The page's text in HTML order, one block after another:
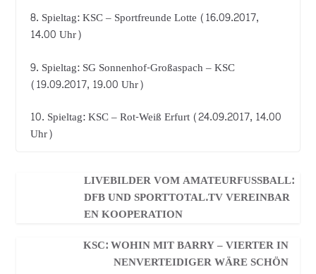
8. Spieltag: KSC – Sportfreunde Lotte (16.09.2017,
14.00 Uhr)
9. Spieltag: SG Sonnenhof-Großaspach – KSC
(19.09.2017, 19.00 Uhr)
10. Spieltag: KSC – Rot-Weiß Erfurt (24.09.2017, 14.00
Uhr)
LIVEBILDER VOM AMATEURFUSSBALL: D
FB UND SPORTTOTAL.TV VEREINBARE
N KOOPERATION
KSC: WOHIN MIT BARRY – VIERTER IN
NENVERTEIDIGER WÄRE SCHÖN